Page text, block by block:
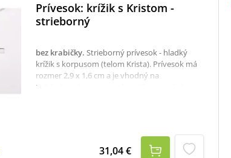
Prívesok: krížik s Kristom -
strieborný
bez krabičky. Strieborný prívesok - hladký
krížik s korpusom (telom Krista). Prívesok má
rozmer 2,9 x 1,6 cm a je vhodný na
každodenné nosenie, odporúčame tiež ako
krabička, ktorú je potrebné v prípade záujmu
samostane objednať tu:krabička na strieborné
31,04 €